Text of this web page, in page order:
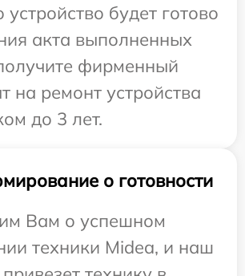
устройство будет готово
акта выполненных
фирменный
на ремонт устройства
до 3 лет.
о готовности
Вам о успешном
техники Midea, и наш